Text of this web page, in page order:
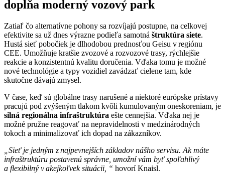
dopĺňa moderný vozový park
Zatiaľ čo alternatívne pohony sa rozvíjajú postupne, na celkovej
efektivite sa už dnes výrazne podieľa samotná štruktúra siete.
Hustá sieť pobočiek je dlhodobou prednosťou Geisu v regiónu
CEE. Umožňuje kratšie zvozové a rozvozové trasy, rýchlejšie
reakcie a konzistentnú kvalitu doručenia. Vďaka tomu je možné
nové technológie a typy vozidiel zavádzať cielene tam, kde
skutočne dávajú zmysel.​​​
V čase, keď sú globálne trasy narušené a niektoré európske prístavy
pracujú pod zvýšeným tlakom kvôli kumulovaným oneskoreniam, je
silná regionálna infraštruktúra ešte cennejšia. Vďaka nej je
možné pružne reagovať na nepravidelnosti v medzinárodných
tokoch a minimalizovať ich dopad na zákazníkov.
„Sieť je jedným z najpevnejších základov nášho servisu.​ Ak máte
infraštruktúru postavenú správne, umožní vám byť spoľahlivý
a flexibilný v akejkoľvek situácii, “ hovorí Knaisl.